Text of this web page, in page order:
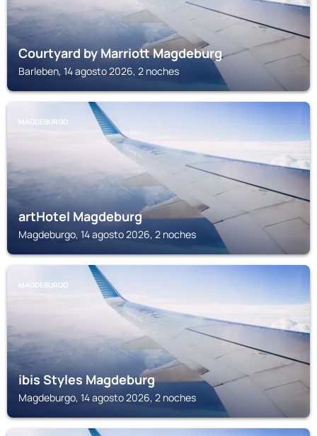
Courtyard by Marriott Magdeburg
Barleben, 14 agosto 2026, 2 noches
MAGDEBURGO
artHotel Magdeburg
Magdeburgo, 14 agosto 2026, 2 noches
MAGDEBURGO
ibis Styles Magdeburg
Magdeburgo, 14 agosto 2026, 2 noches